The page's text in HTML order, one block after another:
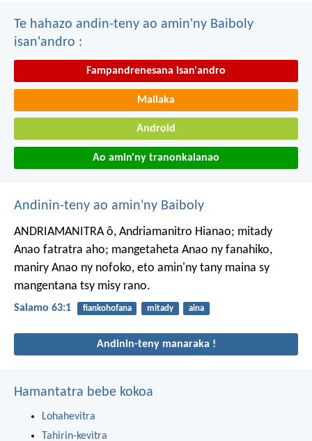
Te hahazo andin-teny ao amin'ny Baiboly
isan'andro :
Fampandrenesana isan'andro
Mailaka
Android
Ao amin'ny tranonkalanao
Andinin-teny ao amin'ny Baiboly
ANDRIAMANITRA ô, Andriamanitro Hianao; mitady
Anao fatratra aho; mangetaheta Anao ny fanahiko,
maniry Anao ny nofoko, eto amin'ny tany maina sy
mangentana tsy misy rano.
Salamo 63:1 fiankohofana mitady aina
Andinin-teny manaraka !
Hamantatra bebe kokoa
Lohahevitra
Tahirin-kevitra